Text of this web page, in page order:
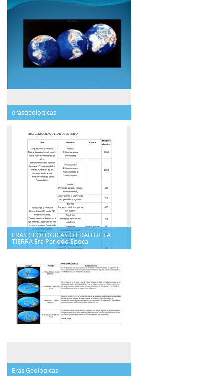
erasgeologicas
ERAS GEOLOGICAS O EDAD DE LA
TIERRA Era Período Época
Eras Geológicas